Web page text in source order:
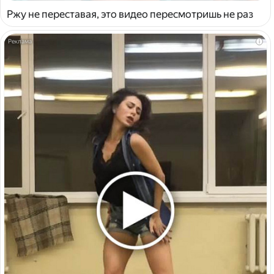
Ржу не переставая, это видео пересмотришь не раз
i